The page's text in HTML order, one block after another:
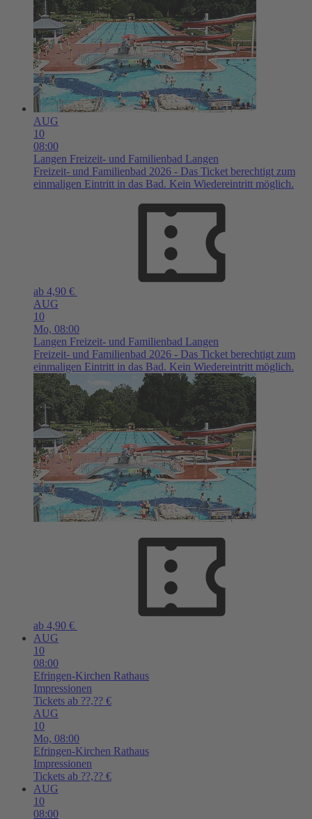
AUG
10
08:00
Langen Freizeit- und Familienbad Langen
Freizeit- und Familienbad 2026 - Das Ticket berechtigt zum
einmaligen Eintritt in das Bad. Kein Wiedereintritt möglich.
ab 4,90 €
AUG
10
Mo, 08:00
Langen Freizeit- und Familienbad Langen
Freizeit- und Familienbad 2026 - Das Ticket berechtigt zum
einmaligen Eintritt in das Bad. Kein Wiedereintritt möglich.
ab 4,90 €
AUG
10
08:00
Efringen-Kirchen Rathaus
Impressionen
Tickets ab ??,?? €
AUG
10
Mo, 08:00
Efringen-Kirchen Rathaus
Impressionen
Tickets ab ??,?? €
AUG
10
08:00